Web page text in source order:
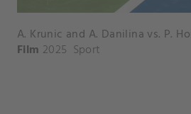
Film 2025 Sport